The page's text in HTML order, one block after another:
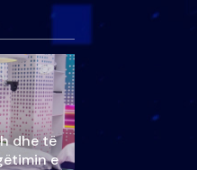
dhe të
e